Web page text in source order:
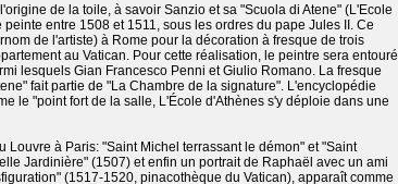
de la toile, à savoir Sanzio et sa "Scuola di Atene" (L'Ecole
entre 1508 et 1511, sous les ordres du pape Jules II. Ce
de l'artiste) à Rome pour la décoration à fresque de trois
au Vatican. Pour cette réalisation, le peintre sera entouré
lesquels Gian Francesco Penni et Giulio Romano. La fresque
fait partie de "La Chambre de la signature". L'encyclopédie
le "point fort de la salle, L'École d'Athènes s'y déploie dans une
à Paris: "Saint Michel terrassant le démon" et "Saint
Jardinière" (1507) et enfin un portrait de Raphaël avec un ami
(1517-1520, pinacothèque du Vatican), apparaît comme